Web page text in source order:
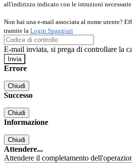
all'indirizzo indicato con le istruzioni
Non hai una e-mail associata al nome utente?
tramite la Login Spaggiari
E-mail inviata, si prega di controllare la
Errore
Chiudi
Successo
Chiudi
Informazione
Chiudi
Attendere...
Attendere il completamento